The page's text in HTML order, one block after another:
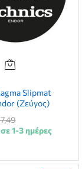
Slipmat
(Ζεύγος)
1-3 ημέρες